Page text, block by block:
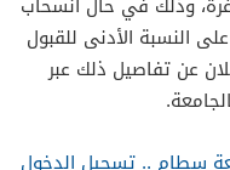
النسبة الأدنى للقبول
عن تفاصيل ذلك عبر
سطام .. تسجيل الدخول